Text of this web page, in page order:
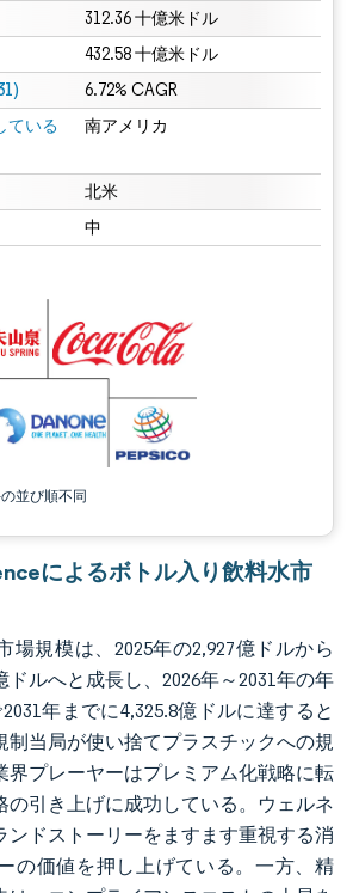
312.36 十億米ドル
432.58 十億米ドル
6.72% CAGR
ている
南アメリカ
北米
中
並び順不同
。再利用にはCC BY 4.0の表示が必要です。
によるボトル入り飲料水市
場規模は、2025年の2,927億ドルから
ドルへと成長し、2026年～2031年の年
年までに4,325.8億ドルに達すると
制当局が使い捨てプラスチックへの規
界プレーヤーはプレミアム化戦略に転
の引き上げに成功している。ウェルネ
ンドストーリーをますます重視する消
の価値を押し上げている。一方、精